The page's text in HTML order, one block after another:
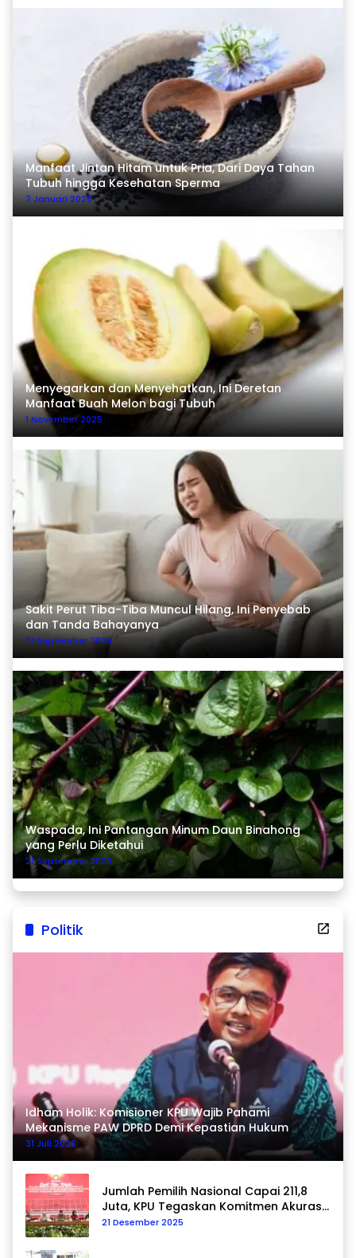
Manfaat Jintan Hitam untuk Pria, Dari Daya Tahan
Tubuh hingga Kesehatan Sperma
7 Januari 2026
Menyegarkan dan Menyehatkan, Ini Deretan
Manfaat Buah Melon bagi Tubuh
1 November 2025
Sakit Perut Tiba-Tiba Muncul Hilang, Ini Penyebab
dan Tanda Bahayanya
21 September 2025
Waspada, Ini Pantangan Minum Daun Binahong
yang Perlu Diketahui
21 September 2025
Politik
Idham Holik: Komisioner KPU Wajib Pahami
Mekanisme PAW DPRD Demi Kepastian Hukum
31 Juli 2026
Jumlah Pemilih Nasional Capai 211,8
Juta, KPU Tegaskan Komitmen Akurasi
Data Berkelanjutan
21 Desember 2025